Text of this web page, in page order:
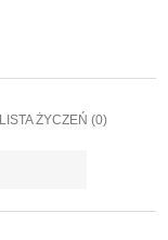
LISTA ŻYCZEŃ (0)